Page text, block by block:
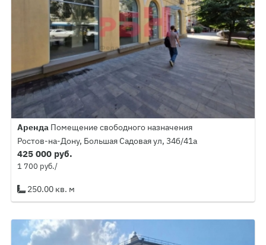
Аренда Помещение свободного назначения
Ростов-на-Дону, Большая Садовая ул, 34б/41а
425 000 руб.
1 700 руб./
250.00 кв. м